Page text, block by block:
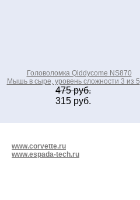
Головоломка Qiddycome NS870
Мышь в сыре, уровень сложности 3 из 5
475 руб.
315 руб.
www.corvette.ru
www.espada-tech.ru